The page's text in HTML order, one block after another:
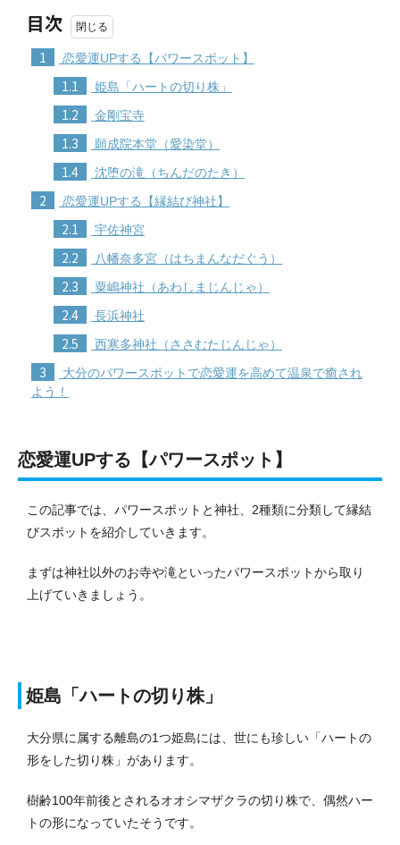
目次
1 恋愛運UPする【パワースポット】
1.1 姫島「ハートの切り株」
1.2 金剛宝寺
1.3 願成院本堂（愛染堂）
1.4 沈堕の滝（ちんだのたき）
2 恋愛運UPする【縁結び神社】
2.1 宇佐神宮
2.2 八幡奈多宮（はちまんなだぐう）
2.3 粟嶋神社（あわしまじんじゃ）
2.4 長浜神社
2.5 西寒多神社（ささむたじんじゃ）
3
大分のパワースポットで恋愛運を高めて温泉で癒され
よう！
恋愛運UPする【パワースポット】
この記事では、パワースポットと神社、2種類に分類して縁結
びスポットを紹介していきます。
まずは神社以外のお寺や滝といったパワースポットから取り
上げていきましょう。
姫島「ハートの切り株」
大分県に属する離島の1つ姫島には、世にも珍しい「ハートの
形をした切り株」があります。
樹齢100年前後とされるオオシマザクラの切り株で、偶然ハー
トの形になっていたそうです。